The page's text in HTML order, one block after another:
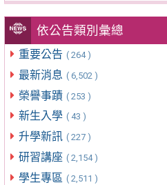
依公告類別彙總
重要公告 ( 264 )
最新消息 ( 6,502 )
榮譽事蹟 ( 253 )
新生入學 ( 43 )
升學新訊 ( 227 )
研習講座 ( 2,154 )
學生專區 ( 2,511 )